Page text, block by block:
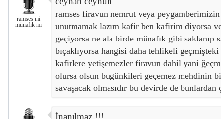
ramses mi
münafık mı
ramses firavun nemrut veya
unutmamak lazım kafir ben kafirim diyorsa ve
geçiyorsa ne ala birde münafık gibi saklanıp
bıçaklıyorsa hangisi daha tehlikeli
kafirlere yetişemezler firavun dahil yani
olursa olsun bugünkileri geçemez mehdinin
savaşacak olmasıdır bu devirde de bunlardan
İnanılmaz !!!